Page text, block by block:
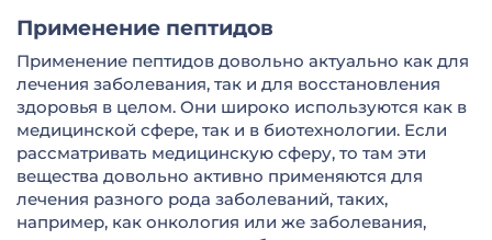
Применение пептидов
Применение пептидов довольно актуально как для
лечения заболевания, так и для восстановления
здоровья в целом. Они широко используются как в
медицинской сфере, так и в биотехнологии. Если
рассматривать медицинскую сферу, то там эти
вещества довольно активно применяются для
лечения разного рода заболеваний, таких,
например, как онкология или же заболевания,